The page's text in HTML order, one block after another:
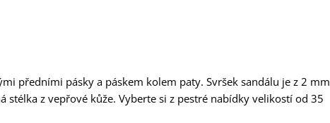
předními pásky a páskem kolem paty. Svršek sandálu je z 2 mm
z vepřové kůže. Vyberte si z pestré nabídky velikostí od 35